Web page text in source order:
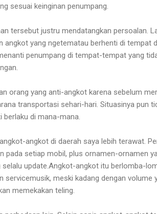
sesuai keinginan penumpang.
tersebut justru mendatangkan persoalan.
angkot yang ngetematau berhenti di tempat
penumpang di tempat-tempat yang
orang yang anti-angkot karena sebelum
transportasi sehari-hari. Situasinya pun
berlaku di mana-mana.
angkot di daerah saya lebih terawat.
pada setiap mobil, plus ornamen-ornamen
selalu update.Angkot-angkot itu berlomba-
servicemusik, meski kadang dengan volume
memekakan teling.